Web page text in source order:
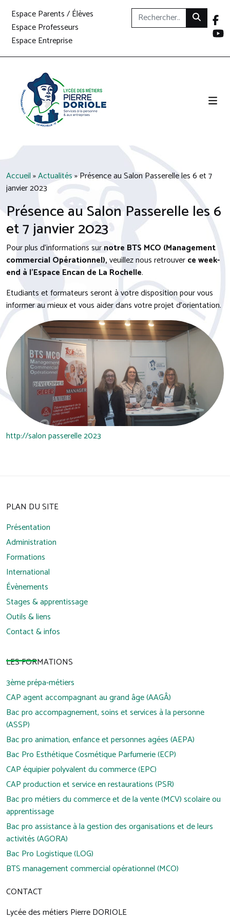
Espace Parents / Élèves
Espace Professeurs
Espace Entreprise
Accueil»Actualités»Présence au Salon Passerelle les 6 et 7
janvier 2023
Présence au Salon Passerelle les 6
et 7 janvier 2023
Pour plus d’informations surnotre BTS MCO (Management
commercial Opérationnel),veuillez nous retrouverce week-
end à l’Espace Encan de La Rochelle.
Etudiants et formateurs seront à votre disposition pour vous
informer au mieux et vous aider dans votre projet d’orientation.
http://salon passerelle 2023
PLAN DU SITE
Présentation
Administration
Formations
International
Évènements
Stages & apprentissage
Outils & liens
Contact & infos
LES FORMATIONS
3ème prépa-métiers
CAP agent accompagnant au grand âge (AAGÂ)
Bac pro accompagnement, soins et services à la personne
(ASSP)
Bac pro animation, enfance et personnes agées (AEPA)
Bac Pro Esthétique Cosmétique Parfumerie (ECP)
CAP équipier polyvalent du commerce (EPC)
CAP production et service en restaurations (PSR)
Bac pro métiers du commerce et de la vente (MCV) scolaire ou
apprentissage
Bac pro assistance à la gestion des organisations et de leurs
activités (AGORA)
Bac Pro Logistique (LOG)
BTS management commercial opérationnel (MCO)
CONTACT
Lycée des métiers Pierre DORIOLE